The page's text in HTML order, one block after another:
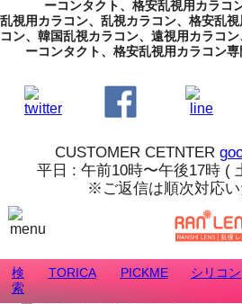
ーコンタクト、格安乱視用カラコ
乱視用カラコン、乱視カラコン、格安乱
コン、韓国乱視カラコン、遠視用カラコ
ーコンタクト、格安乱視用カラコン
CUSTOMER CETNTER
平日 : 午前10時〜午後17時 (
※ご返信は順次対応い
検
索
TORICA PICKME シリコン